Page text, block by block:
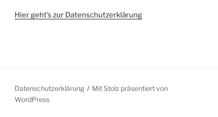
Hier geht’s zur Datenschutzerklärung
Datenschutzerklärung
Mit Stolz präsentiert von
WordPress